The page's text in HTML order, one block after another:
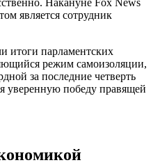
Накануне Fox News
является сотрудник
итоги парламентских
режим самоизоляции,
за последние четверть
уверенную победу правящей